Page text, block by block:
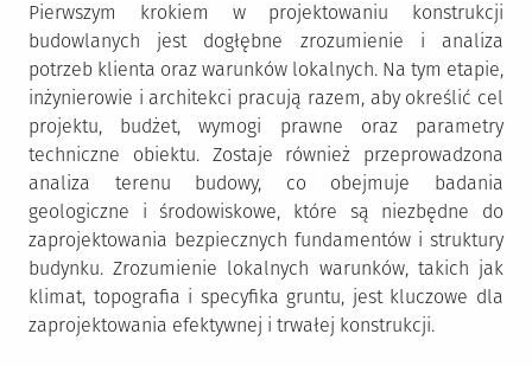
Pierwszym krokiem w projektowaniu konstrukcji
budowlanych jest dogłębne zrozumienie i analiza
potrzeb klienta oraz warunków lokalnych. Na tym etapie,
inżynierowie i architekci pracują razem, aby określić cel
projektu, budżet, wymogi prawne oraz parametry
techniczne obiektu. Zostaje również przeprowadzona
analiza terenu budowy, co obejmuje badania
geologiczne i środowiskowe, które są niezbędne do
zaprojektowania bezpiecznych fundamentów i struktury
budynku. Zrozumienie lokalnych warunków, takich jak
klimat, topografia i specyfika gruntu, jest kluczowe dla
zaprojektowania efektywnej i trwałej konstrukcji.